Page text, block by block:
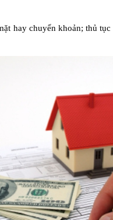
hay chuyển khoản; thủ